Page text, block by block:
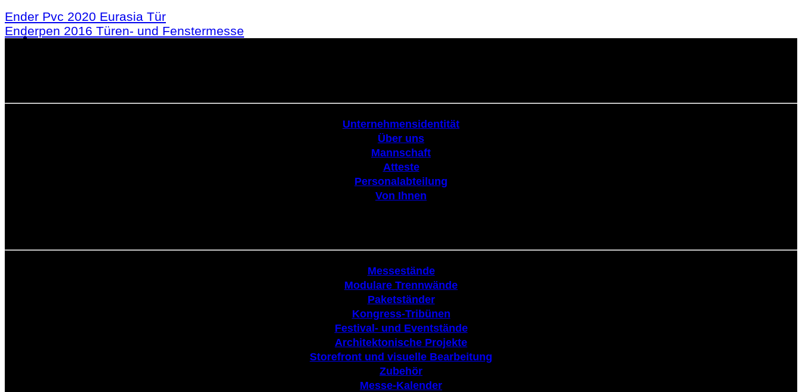
Ender Pvc 2020 Eurasia Tür
Enderpen 2016 Türen- und Fenstermesse
Unternehmensidentität
Über uns
Mannschaft
Atteste
Personalabteilung
Von Ihnen
Messestände
Modulare Trennwände
Paketständer
Kongress-Tribünen
Festival- und Eventstände
Architektonische Projekte
Storefront und visuelle Bearbeitung
Zubehör
Messe-Kalender